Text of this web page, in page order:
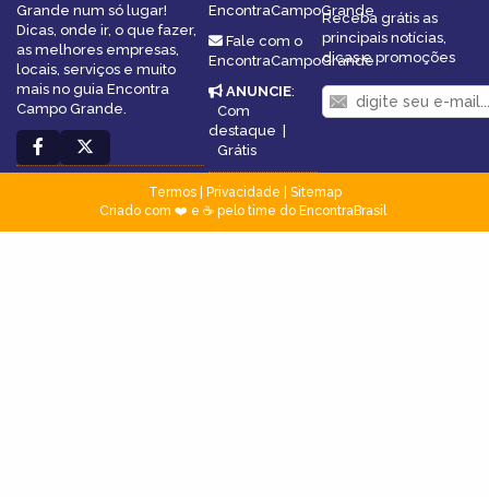
Grande num só lugar!
Dicas, onde ir, o que fazer,
as melhores empresas,
locais, serviços e muito
mais no guia Encontra
Campo Grande.
EncontraCampoGrande
Fale com o
EncontraCampoGrande
ANUNCIE:
Com
destaque |
Grátis
Receba grátis as
principais notícias,
dicas e promoções
Termos| Privacidade
Sitemap
Criado com ❤️ e ☕ pelo time do EncontraBrasil